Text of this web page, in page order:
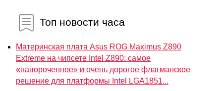
Топ новости часа
Материнская плата Asus ROG Maximus Z890
Extreme на чипсете Intel Z890: самое
«навороченное» и очень дорогое флагманское
решение для платформы Intel LGA1851...